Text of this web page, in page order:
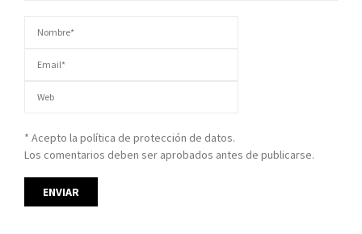
* Acepto la política de protección de datos.
Los comentarios deben ser aprobados antes de publicarse.